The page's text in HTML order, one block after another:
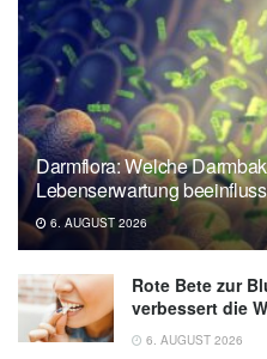
Darmflora: Welche
Lebenserwartung
6. AUGUST 2026
Rote Bete zur
verbessert die
6. AUGUST 2026